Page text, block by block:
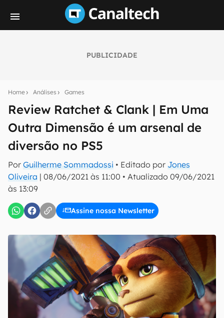
PUBLICIDADE
Home Análises Games
Review Ratchet & Clank | Em Uma
Outra Dimensão é um arsenal de
diversão no PS5
Por Guilherme Sommadossi • Editado por Jones
Oliveira | 08/06/2021 às 11:00 • Atualizado 09/06/2021
às 13:09
Assine nossa Newsletter
notícias e reviews sobre tecnologia em primeira
mão.
E-mail
inscreva-se
Uso e Política de Privacidade do Canaltech.